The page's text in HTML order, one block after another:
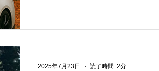
2025年7月23日 読了時間: 2分